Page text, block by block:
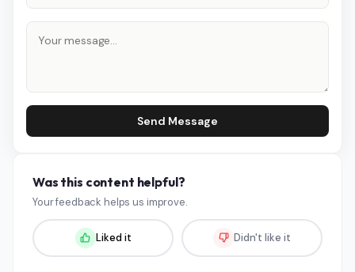
Send Message
Was this content helpful?
Your feedback helps us improve.
Liked it Didn't like it